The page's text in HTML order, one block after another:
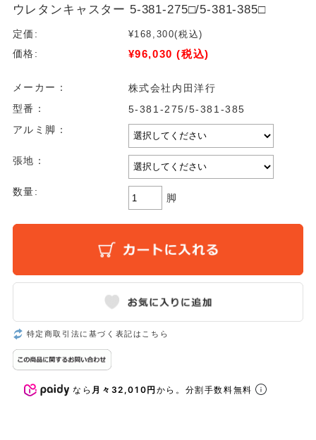
ウレタンキャスター 5-381-275□/5-381-385□
定価: ¥168,300(税込)
価格:
¥96,030 (税込)
メーカー：
株式会社内田洋行
型番：
5-381-275/5-381-385
アルミ脚：
張地：
数量:
脚
特定商取引法に基づく表記はこちら
なら 月々32,010円から。分割手数料無料